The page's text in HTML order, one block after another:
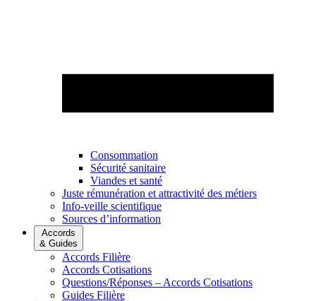
Consommation
Sécurité sanitaire
Viandes et santé
Juste rémunération et attractivité des métiers
Info-veille scientifique
Sources d’information
Accords
& Guides
Accords Filière
Accords Cotisations
Questions/Réponses – Accords Cotisations
Guides Filière